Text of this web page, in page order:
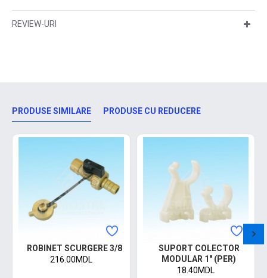
REVIEW-URI
PRODUSE SIMILARE PRODUSE CU REDUCERE
ROBINET SCURGERE 3/8
216.00MDL
SUPORT COLECTOR
MODULAR 1" (PER)
18.40MDL